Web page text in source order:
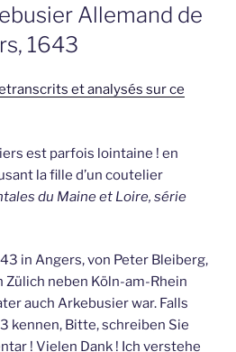
Allemand de
1643
et analysés sur ce
est parfois lointaine ! en
la fille d’un coutelier
du Maine et Loire, série
in Angers, von Peter Bleiberg,
Zülich neben Köln-am-Rhein
auch Arkebusier war. Falls
kennen, Bitte, schreiben Sie
! Vielen Dank ! Ich verstehe